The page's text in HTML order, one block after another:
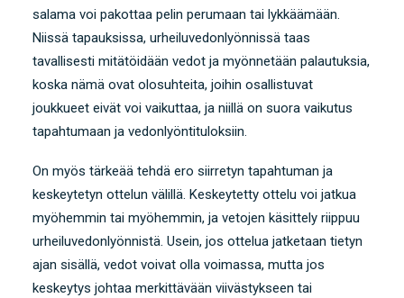
salama voi pakottaa pelin perumaan tai lykkäämään.
Niissä tapauksissa, urheiluvedonlyönnissä taas
tavallisesti mitätöidään vedot ja myönnetään palautuksia,
koska nämä ovat olosuhteita, joihin osallistuvat
joukkueet eivät voi vaikuttaa, ja niillä on suora vaikutus
tapahtumaan ja vedonlyöntituloksiin.
On myös tärkeää tehdä ero siirretyn tapahtuman ja
keskeytetyn ottelun välillä. Keskeytetty ottelu voi jatkua
myöhemmin tai myöhemmin, ja vetojen käsittely riippuu
urheiluvedonlyönnistä. Usein, jos ottelua jatketaan tietyn
ajan sisällä, vedot voivat olla voimassa, mutta jos
keskeytys johtaa merkittävään viivästykseen tai